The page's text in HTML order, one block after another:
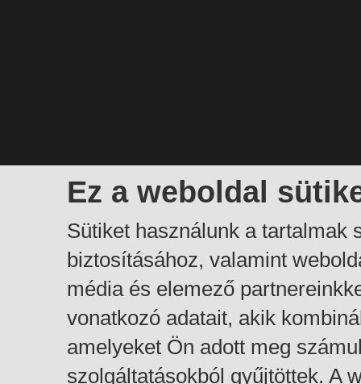
Ez a weboldal
Sütiket használunk a tartalmak
biztosításához, valamint
média és elemező
vonatkozó adatait, akik
amelyeket Ön adott meg
szolgáltatásokból gyűjtöttek. A